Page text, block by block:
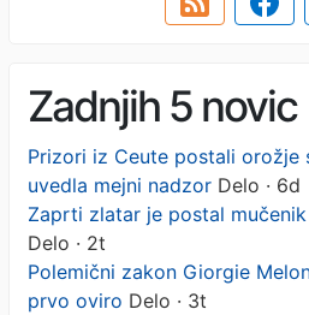
Zadnjih 5 novic
Prizori iz Ceute postali orožje
uvedla mejni nadzor Delo · 6d
Zaprti zlatar je postal
Delo · 2t
Polemični zakon Giorgie
prvo oviro Delo · 3t